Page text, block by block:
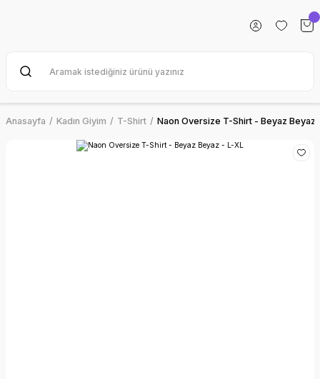
Anasayfa Kadın Giyim T-Shirt Naon Oversize T-Shirt - Beyaz Beyaz